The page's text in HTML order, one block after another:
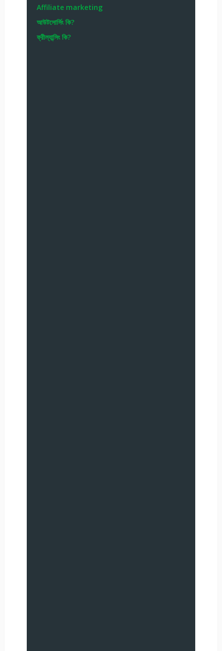
Affiliate marketing
আউটসোর্সিং কি?
ফ্রীল্যান্সিং কি?